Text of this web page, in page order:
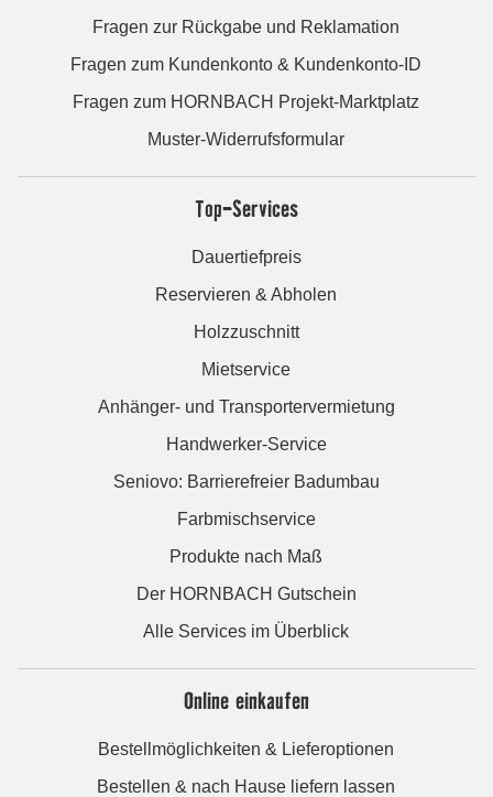
Fragen zur Rückgabe und Reklamation
Fragen zum Kundenkonto & Kundenkonto-ID
Fragen zum HORNBACH Projekt-Marktplatz
Muster-Widerrufsformular
Top-Services
Dauertiefpreis
Reservieren & Abholen
Holzzuschnitt
Mietservice
Anhänger- und Transportervermietung
Handwerker-Service
Seniovo: Barrierefreier Badumbau
Farbmischservice
Produkte nach Maß
Der HORNBACH Gutschein
Alle Services im Überblick
Online einkaufen
Bestellmöglichkeiten & Lieferoptionen
Bestellen & nach Hause liefern lassen